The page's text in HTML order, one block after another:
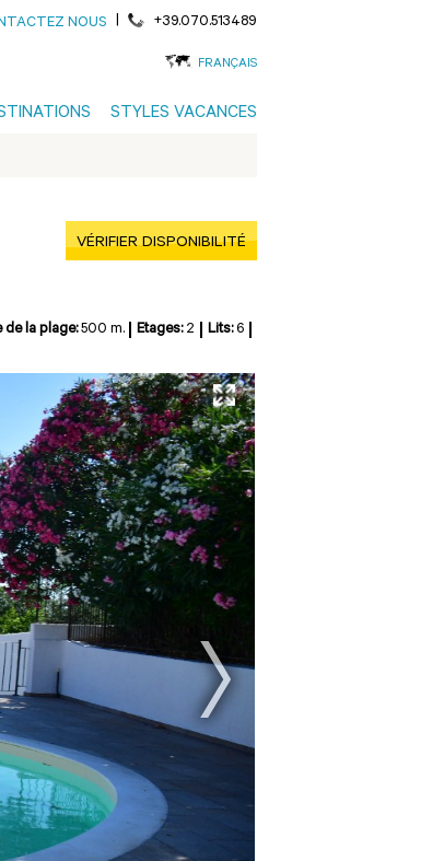
NOUS | +39.070.513489
FRANÇAIS
STYLES VACANCES
VÉRIFIER DISPONIBILITÉ
de la plage:500 m. Etages: 2 Lits:6